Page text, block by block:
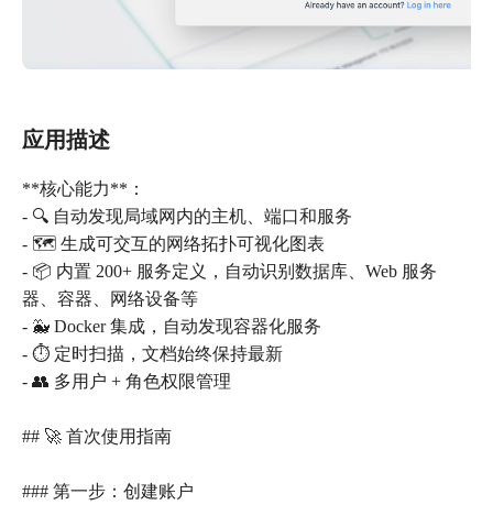
应用描述
**核心能力**：
- 🔍 自动发现局域网内的主机、端口和服务
- 🗺️ 生成可交互的网络拓扑可视化图表
- 📦 内置 200+ 服务定义，自动识别数据库、Web 服务
器、容器、网络设备等
- 🐳 Docker 集成，自动发现容器化服务
- ⏱️ 定时扫描，文档始终保持最新
- 👥 多用户 + 角色权限管理
## 🚀 首次使用指南
### 第一步：创建账户